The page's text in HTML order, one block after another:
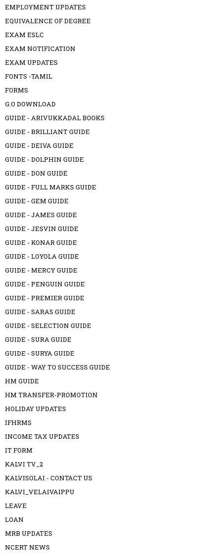
EMPLOYMENT UPDATES
EQUIVALENCE OF DEGREE
EXAM ESLC
EXAM NOTIFICATION
EXAM UPDATES
FONTS -TAMIL
FORMS
G.O DOWNLOAD
GUIDE - ARIVUKKADAL BOOKS
GUIDE - BRILLIANT GUIDE
GUIDE - DEIVA GUIDE
GUIDE - DOLPHIN GUIDE
GUIDE - DON GUIDE
GUIDE - FULL MARKS GUIDE
GUIDE - GEM GUIDE
GUIDE - JAMES GUIDE
GUIDE - JESVIN GUIDE
GUIDE - KONAR GUIDE
GUIDE - LOYOLA GUIDE
GUIDE - MERCY GUIDE
GUIDE - PENGUIN GUIDE
GUIDE - PREMIER GUIDE
GUIDE - SARAS GUIDE
GUIDE - SELECTION GUIDE
GUIDE - SURA GUIDE
GUIDE - SURYA GUIDE
GUIDE - WAY TO SUCCESS GUIDE
HM GUIDE
HM TRANSFER-PROMOTION
HOLIDAY UPDATES
IFHRMS
INCOME TAX UPDATES
IT FORM
KALVI TV_2
KALVISOLAI - CONTACT US
KALVI_VELAIVAIPPU
LEAVE
LOAN
MRB UPDATES
NCERT NEWS